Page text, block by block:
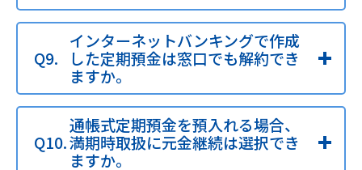
インターネットバンキングで作成
した定期預金は窓口でも解約でき
ますか。
通帳式定期預金を預入れる場合、
満期時取扱に元金継続は選択でき
ますか。